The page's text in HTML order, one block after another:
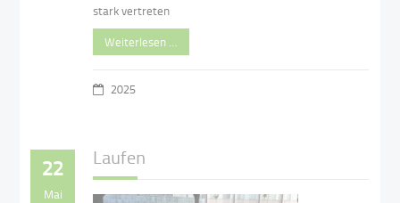
stark vertreten
Weiterlesen …
2025
22
Mai
Laufen